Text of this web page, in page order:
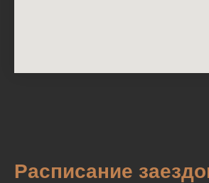
Расписание